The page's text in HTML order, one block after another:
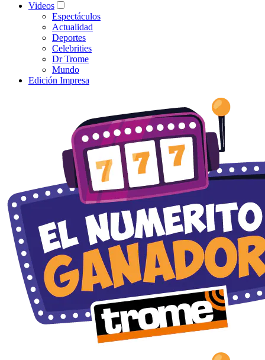
Videos
Espectáculos
Actualidad
Deportes
Celebrities
Dr Trome
Mundo
Edición Impresa